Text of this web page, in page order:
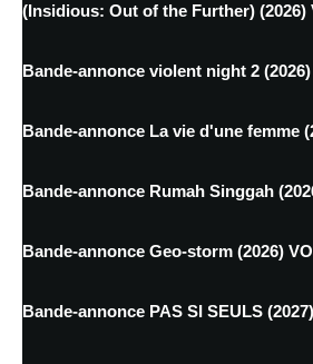
(Insidious: Out of the Further) (2026)
Bande-annonce violent night 2
Bande-annonce La vie d'une femme
Bande-annonce Rumah Singgah
Bande-annonce Geo-storm (2026)
Bande-annonce PAS SI SEULS